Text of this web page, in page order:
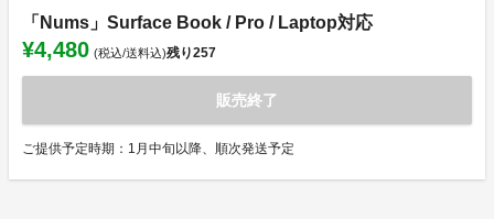
「Nums」Surface Book / Pro / Laptop対応
¥4,480 (税込/送料込)残り257
販売終了
ご提供予定時期：1月中旬以降、順次発送予定